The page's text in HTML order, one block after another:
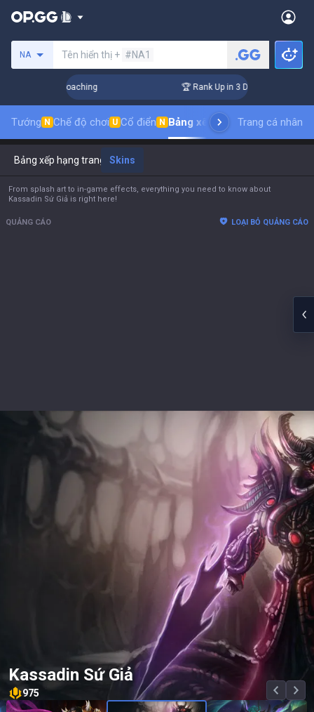
NA Tên hiển thị + #NA1
Coaching 🏆 Rank Up in 3 Days! Challenger
Tướng N Chế độ chơi U Cổ điển N Bảng xếp hạng trang phụcthứ
Trang cá nhân
Bảng xếp hạng trang phục
Skins
From splash art to in-game effects, everything you need to know about
Kassadin Sứ Giả is right here!
QUẢNG CÁO LOẠI BỎ QUẢNG CÁO
Kassadin Sứ Giả
975